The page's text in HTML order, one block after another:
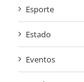
Esporte
Estado
Eventos